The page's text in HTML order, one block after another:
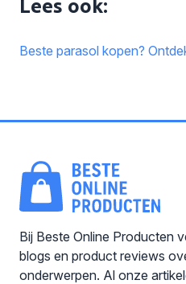
Lees ook:
Beste parasol kopen?
Bij Beste Online Producten
blogs en product reviews
onderwerpen. Al onze